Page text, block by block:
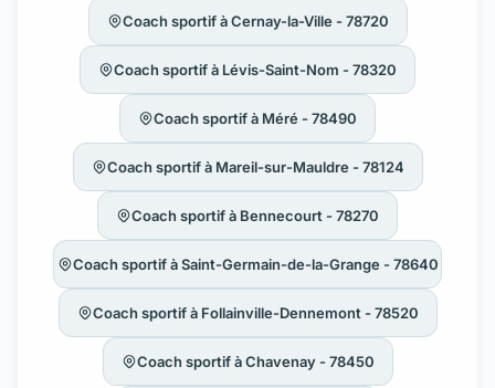
Coach sportif à Cernay-la-Ville - 78720
Coach sportif à Lévis-Saint-Nom - 78320
Coach sportif à Méré - 78490
Coach sportif à Mareil-sur-Mauldre - 78124
Coach sportif à Bennecourt - 78270
Coach sportif à Saint-Germain-de-la-Grange - 78640
Coach sportif à Follainville-Dennemont - 78520
Coach sportif à Chavenay - 78450